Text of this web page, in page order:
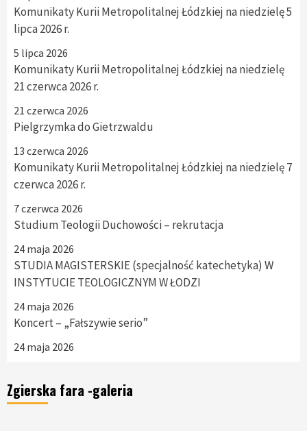
Komunikaty Kurii Metropolitalnej Łódzkiej na niedzielę 5
lipca 2026 r.
5 lipca 2026
Komunikaty Kurii Metropolitalnej Łódzkiej na niedzielę
21 czerwca 2026 r.
21 czerwca 2026
Pielgrzymka do Gietrzwaldu
13 czerwca 2026
Komunikaty Kurii Metropolitalnej Łódzkiej na niedzielę 7
czerwca 2026 r.
7 czerwca 2026
Studium Teologii Duchowości – rekrutacja
24 maja 2026
STUDIA MAGISTERSKIE (specjalność katechetyka) W
INSTYTUCIE TEOLOGICZNYM W ŁODZI
24 maja 2026
Koncert – „Fałszywie serio”
24 maja 2026
Zgierska fara -galeria